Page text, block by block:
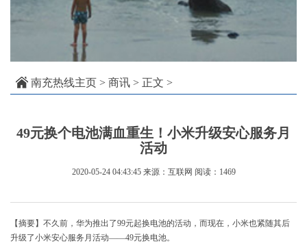
南充热线主页 > 商讯 > 正文 >
49元换个电池满血重生！小米升级安心服务月
活动
2020-05-24 04:43:45 来源：互联网 阅读：1469
【摘要】不久前，华为推出了99元起换电池的活动，而现在，小米也紧随其后
升级了小米安心服务月活动——49元换电池。